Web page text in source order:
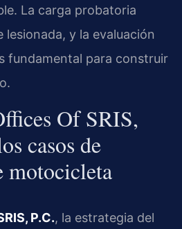
La carga probatoria
lesionada, y la evaluación
fundamental para construir
Of SRIS,
casos de
motocicleta
P.C., la estrategia del